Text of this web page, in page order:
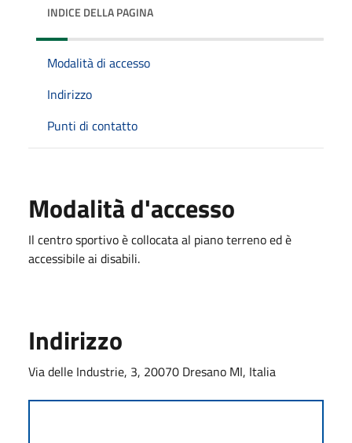
INDICE DELLA PAGINA
Modalità di accesso
Indirizzo
Punti di contatto
Modalità d'accesso
Il centro sportivo è collocata al piano terreno ed è
accessibile ai disabili.
Indirizzo
Via delle Industrie, 3, 20070 Dresano MI, Italia